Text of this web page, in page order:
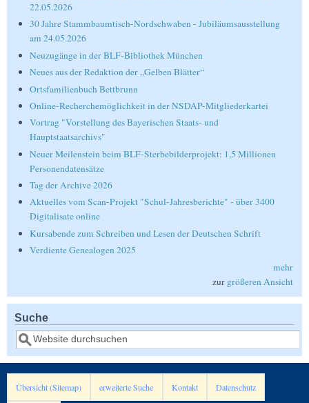
22.05.2026
30 Jahre Stammbaumtisch-Nordschwaben - Jubiläumsausstellung
am 24.05.2026
Neuzugänge in der BLF-Bibliothek München
Neues aus der Redaktion der „Gelben Blätter“
Ortsfamilienbuch Bettbrunn
Online-Recherchemöglichkeit in der NSDAP-Mitgliederkartei
Vortrag "Vorstellung des Bayerischen Staats- und
Hauptstaatsarchivs"
Neuer Meilenstein beim BLF-Sterbebilderprojekt: 1,5 Millionen
Personendatensätze
Tag der Archive 2026
Aktuelles vom Scan-Projekt "Schul-Jahresberichte" - über 3400
Digitalisate online
Kursabende zum Schreiben und Lesen der Deutschen Schrift
Verdiente Genealogen 2025
mehr
zur größeren Ansicht
Suche
Suche
Übersicht (Sitemap) erweiterte Suche Kontakt Datenschutz